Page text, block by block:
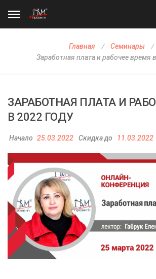
Главная
Семинары
Заработная плата и рабочее время
ЗАРАБОТНАЯ ПЛАТА И
В 2022 ГОДУ
Начало 25.03.2022 Скидка до 11.03.2022